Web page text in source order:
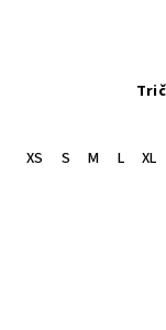
XS
S M L XL